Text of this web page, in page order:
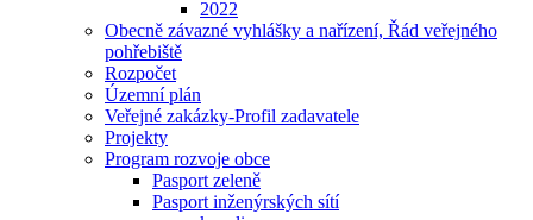
2022
Obecně závazné vyhlášky a nařízení, Řád veřejného
pohřebiště
Rozpočet
Územní plán
Veřejné zakázky-Profil zadavatele
Projekty
Program rozvoje obce
Pasport zeleně
Pasport inženýrských sítí